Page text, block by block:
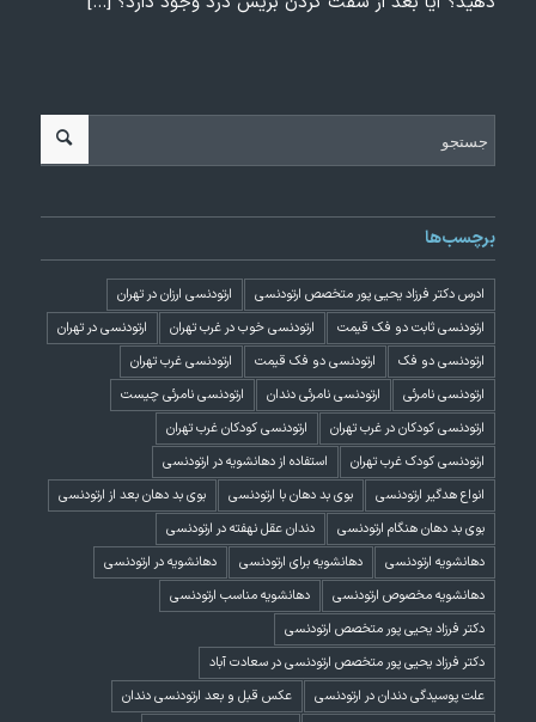
برچسب‌ها
ادرس دکتر فرزاد یحیی پور متخصص ارتودنسی
ارتودنسی ارزان در تهران
ارتودنسی ثابت دو فک قیمت
ارتودنسی خوب در غرب تهران
ارتودنسی در تهران
ارتودنسی دو فک
ارتودنسی دو فک قیمت
ارتودنسی غرب تهران
ارتودنسی نامرئی
ارتودنسی نامرئی دندان
ارتودنسی نامرئی چیست
ارتودنسی کودکان در غرب تهران
ارتودنسی کودکان غرب تهران
ارتودنسی کودک غرب تهران
استفاده از دهانشویه در ارتودنسی
انواع هدگیر ارتودنسی
بوی بد دهان با ارتودنسی
بوی بد دهان بعد از ارتودنسی
بوی بد دهان هنگام ارتودنسی
دندان عقل نهفته در ارتودنسی
دهانشویه ارتودنسی
دهانشویه برای ارتودنسی
دهانشویه در ارتودنسی
دهانشویه مخصوص ارتودنسی
دهانشویه مناسب ارتودنسی
دکتر فرزاد یحیی پور متخصص ارتودنسی
دکتر فرزاد یحیی پور متخصص ارتودنسی در سعادت آباد
علت پوسیدگی دندان در ارتودنسی
عکس قبل و بعد ارتودنسی دندان